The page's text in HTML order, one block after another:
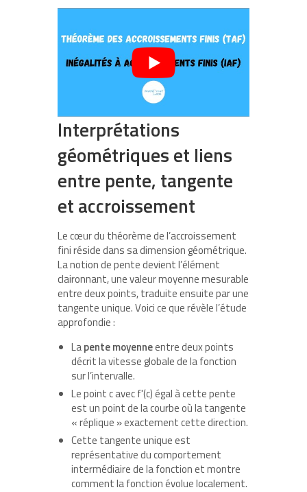
Interprétations
géométriques et liens
entre pente, tangente
et accroissement
Le cœur du théorème de l’accroissement
fini réside dans sa dimension géométrique.
La notion de pente devient l’élément
claironnant, une valeur moyenne mesurable
entre deux points, traduite ensuite par une
tangente unique. Voici ce que révèle l’étude
approfondie :
Lapente moyenneentre deux points
décrit la vitesse globale de la fonction
sur l’intervalle.
Le point c avec f'(c) égal à cette pente
est un point de la courbe où la tangente
« réplique » exactement cette direction.
Cette tangente unique est
représentative du comportement
intermédiaire de la fonction et montre
comment la fonction évolue localement.